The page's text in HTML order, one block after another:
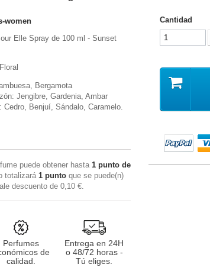
women
Elle Spray de 100 ml - Sunset
Bergamota
Jengibre, Gardenia, Ambar
Cedro, Benjuí, Sándalo, Caramelo.
puede obtener hasta 1 punto de
totalizará 1 punto que se puede(n)
descuento de 0,10 €.
Perfumes
de
calidad.
Entrega en 24H
o 48/72 horas -
Tú eliges.
Cantidad